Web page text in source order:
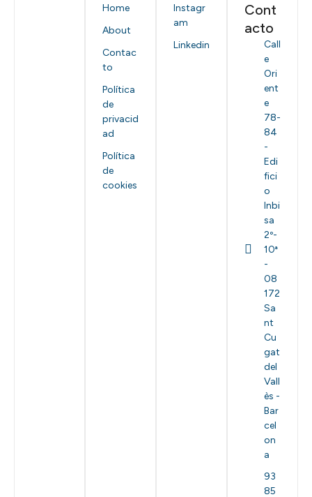
Home
About
Contac
to
Política
de
privacid
ad
Política
de
cookies
Instagr
am
Linkedin
Cont
acto
Call
e
Ori
ent
e
78-
84
-
Edi
fici
o
Inbi
sa
2º-
10ª
-
08
172
Sa
nt
Cu
gat
del
Vall
ès -
Bar
cel
on
a
93
85